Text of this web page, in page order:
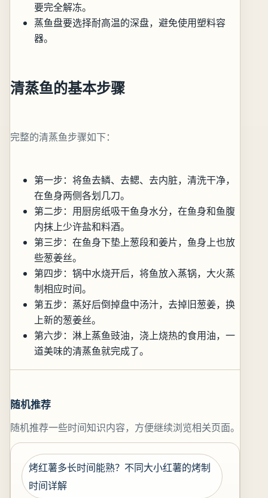
要完全解冻。
蒸鱼盘要选择耐高温的深盘，避免使用塑料容
器。
清蒸鱼的基本步骤
完整的清蒸鱼步骤如下：
第一步：将鱼去鳞、去鳃、去内脏，清洗干净，
在鱼身两侧各划几刀。
第二步：用厨房纸吸干鱼身水分，在鱼身和鱼腹
内抹上少许盐和料酒。
第三步：在鱼身下垫上葱段和姜片，鱼身上也放
些葱姜丝。
第四步：锅中水烧开后，将鱼放入蒸锅，大火蒸
制相应时间。
第五步：蒸好后倒掉盘中汤汁，去掉旧葱姜，换
上新的葱姜丝。
第六步：淋上蒸鱼豉油，浇上烧热的食用油，一
道美味的清蒸鱼就完成了。
随机推荐
随机推荐一些时间知识内容，方便继续浏览相关页面。
烤红薯多长时间能熟？不同大小红薯的烤制
时间详解